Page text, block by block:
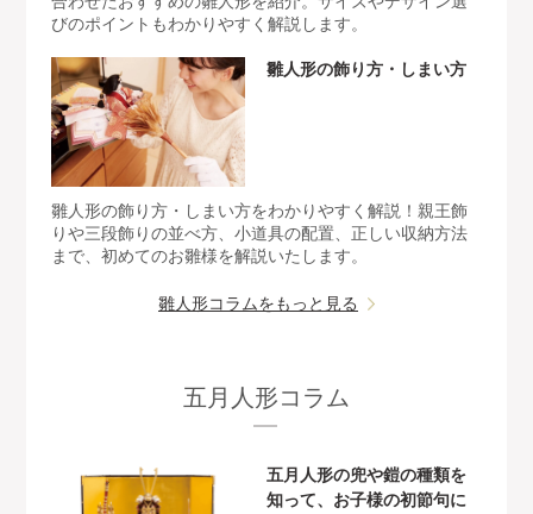
びのポイントもわかりやすく解説します。
雛人形の飾り方・しまい方
雛人形の飾り方・しまい方をわかりやすく解説！親王飾
りや三段飾りの並べ方、小道具の配置、正しい収納方法
まで、初めてのお雛様を解説いたします。
雛人形コラムをもっと見る
五月人形コラム
五月人形の兜や鎧の種類を
知って、お子様の初節句に